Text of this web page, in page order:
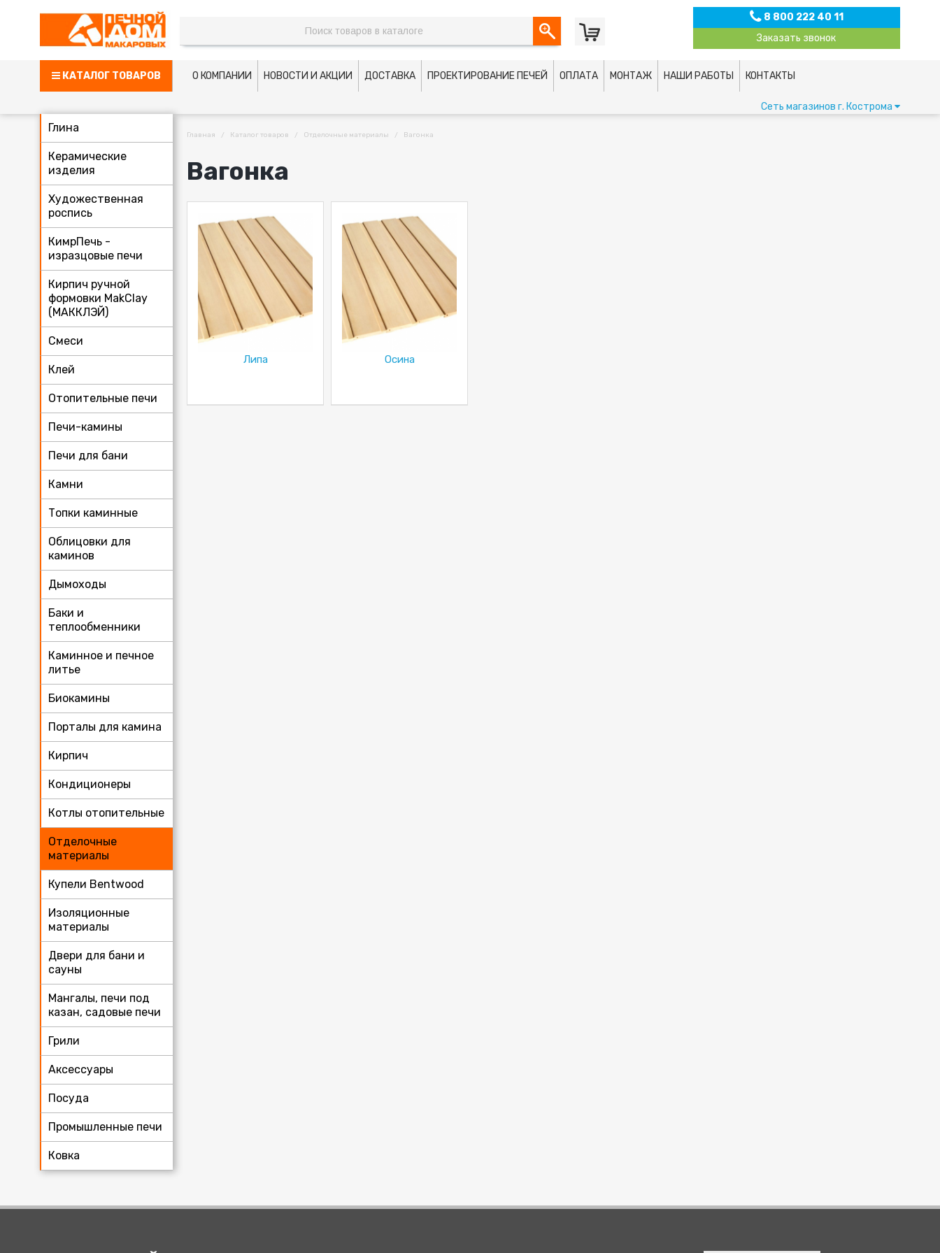
8 800 222 40 11
Заказать звонок
КАТАЛОГ ТОВАРОВ О КОМПАНИИ НОВОСТИ И АКЦИИ ДОСТАВКА ПРОЕКТИРОВАНИЕ ПЕЧЕЙ ОПЛАТА МОНТАЖ НАШИ РАБОТЫ КОНТАКТЫ
Сеть магазинов г. Кострома
Глина
Керамические
изделия
Художественная
роспись
КимрПечь -
изразцовые печи
Кирпич ручной
формовки MakClay
(МАККЛЭЙ)
Смеси
Клей
Отопительные печи
Печи-камины
Печи для бани
Камни
Топки каминные
Облицовки для
каминов
Дымоходы
Баки и
теплообменники
Каминное и печное
литье
Биокамины
Порталы для камина
Кирпич
Кондиционеры
Котлы отопительные
Отделочные
материалы
Купели Bentwood
Изоляционные
материалы
Двери для бани и
сауны
Мангалы, печи под
казан, садовые печи
Грили
Аксессуары
Посуда
Промышленные печи
Ковка
Главная Каталог товаров Отделочные материалы Вагонка
Вагонка
Липа Осина